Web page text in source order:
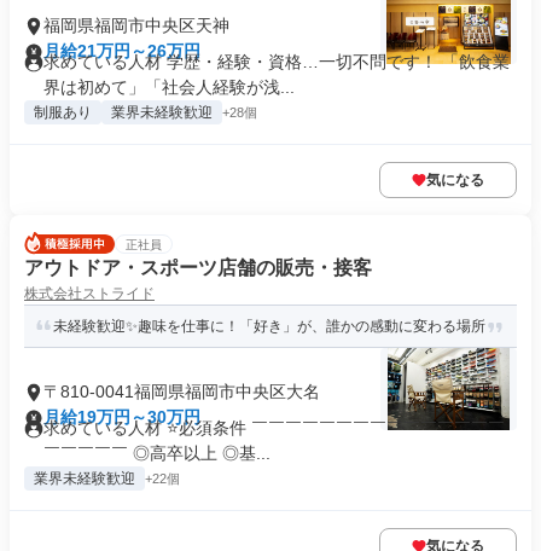
福岡県福岡市中央区天神
月給21万円～26万円
求めている人材 学歴・経験・資格…一切不問です！ 「飲食業
界は初めて」「社会人経験が浅...
制服あり 業界未経験歓迎 +28個
気になる
正社員
アウトドア・スポーツ店舗の販売・接客
株式会社ストライド
未経験歓迎✨趣味を仕事に！「好き」が、誰かの感動に変わる場所
〒810-0041福岡県福岡市中央区大名
月給19万円～30万円
求めている人材 ⭐必須条件 ￣￣￣￣￣￣￣￣￣￣￣￣￣￣￣
￣￣￣￣￣ ◎高卒以上 ◎基...
業界未経験歓迎 +22個
気になる